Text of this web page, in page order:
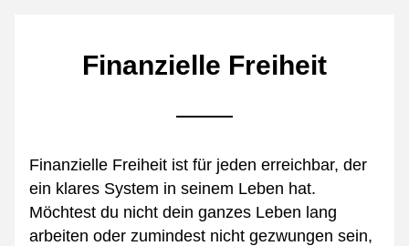
Finanzielle Freiheit
Finanzielle Freiheit ist für jeden erreichbar, der
ein klares System in seinem Leben hat.
Möchtest du nicht dein ganzes Leben lang
arbeiten oder zumindest nicht gezwungen sein,